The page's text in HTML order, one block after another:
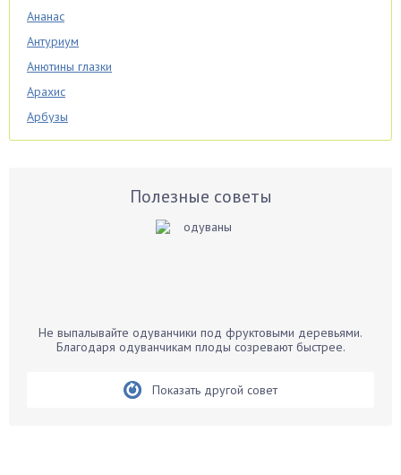
Ананас
Антуриум
Анютины глазки
Арахис
Арбузы
Аспарагус
Бархатцы
Полезные советы
Не выпалывайте одуванчики под фруктовыми деревьями.
Благодаря одуванчикам плоды созревают быстрее.
Показать другой совет